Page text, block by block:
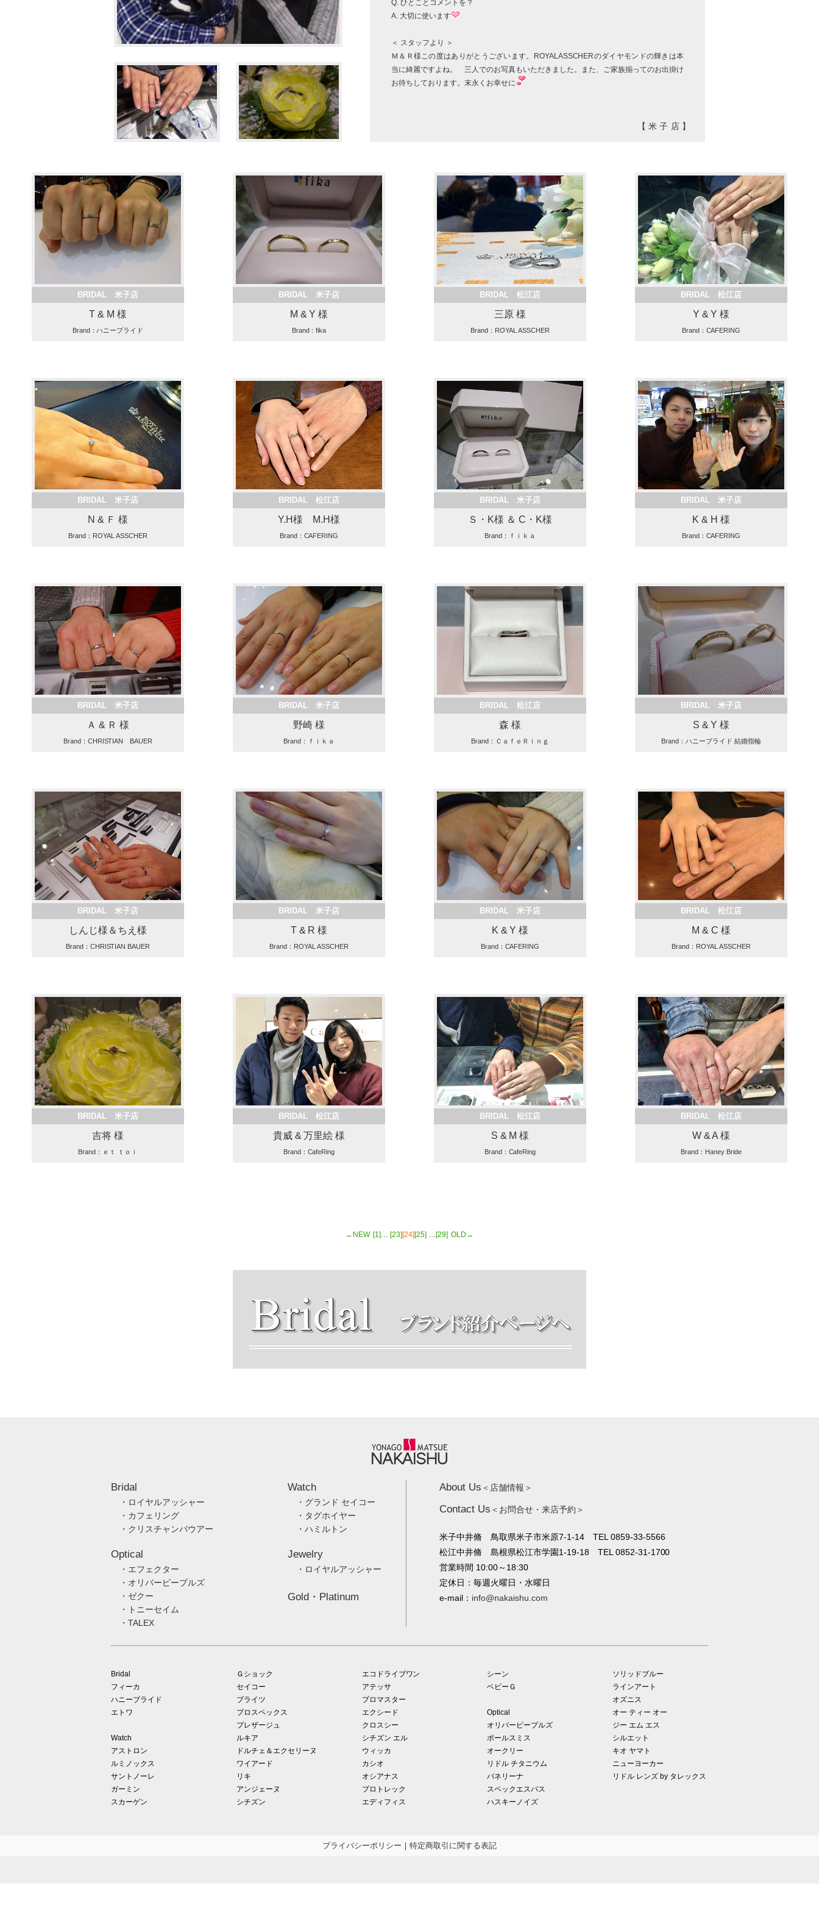
Q. ひとことコメントを？
A. 大切に使います
＜ スタッフより ＞
Ｍ＆Ｒ様この度はありがとうございます。ROYALASSCHERのダイヤモンドの輝きは本
当に綺麗ですよね。 三人でのお写真もいただきました。また、ご家族揃ってのお出掛け
お待ちしております。末永くお幸せに
【米子店】
BRIDAL 米子店
T & M 様
Brand：ハニーブライド
BRIDAL 米子店
M & Y 様
Brand：fika
BRIDAL 松江店
三原 様
Brand：ROYAL ASSCHER
BRIDAL 松江店
Y & Y 様
Brand：CAFERING
BRIDAL 米子店
N & Ｆ 様
Brand：ROYAL ASSCHER
BRIDAL 松江店
Y.H様 M.H様
Brand：CAFERING
BRIDAL 米子店
Ｓ・K様 ＆ C・K様
Brand：ｆｉｋａ
BRIDAL 米子店
K & H 様
Brand：CAFERING
BRIDAL 米子店
Ａ & Ｒ 様
Brand：CHRISTIAN BAUER
BRIDAL 米子店
野崎 様
Brand：ｆｉｋａ
BRIDAL 松江店
森 様
Brand：ＣａｆｅＲｉｎｇ
BRIDAL 米子店
S & Y 様
Brand：ハニーブライド 結婚指輪
BRIDAL 米子店
しんじ様＆ちえ様
Brand：CHRISTIAN BAUER
BRIDAL 米子店
T & R 様
Brand：ROYAL ASSCHER
BRIDAL 米子店
K & Y 様
Brand：CAFERING
BRIDAL 松江店
M & C 様
Brand：ROYAL ASSCHER
BRIDAL 米子店
吉将 様
Brand：ｅｔ ｔｏｉ
BRIDAL 松江店
貴威 & 万里絵 様
Brand：CafeRing
BRIDAL 松江店
S & M 様
Brand：CafeRing
BRIDAL 松江店
W & A 様
Brand：Haney Bride
←NEW [1]… [23][24][25] …[29] OLD→
Bridal
・ロイヤルアッシャー
・カフェリング
・クリスチャンバウアー
Watch
・グランド セイコー
・タグホイヤー
・ハミルトン
Optical
・エフェクター
・オリバーピープルズ
・ゼクー
・トニーセイム
・TALEX
Jewelry
・ロイヤルアッシャー
Gold・Platinum
About Us ＜店舗情報＞
Contact Us ＜お問合せ・来店予約＞
米子中井脩 鳥取県米子市米原7-1-14 TEL 0859-33-5566
松江中井脩 島根県松江市学園1-19-18 TEL 0852-31-1700
営業時間 10:00～18:30
定休日：毎週火曜日・水曜日
e-mail： info@nakaishu.com
Bridal
フィーカ
ハニーブライド
エトワ
Watch
アストロン
ルミノックス
サントノーレ
ガーミン
スカーゲン
Ｇショック
セイコー
ブライツ
プロスペックス
プレザージュ
ルキア
ドルチェ＆エクセリーヌ
ワイアード
リキ
アンジェーヌ
シチズン
エコドライブワン
アテッサ
プロマスター
エクシード
クロスシー
シチズン エル
ウィッカ
カシオ
オシアナス
プロトレック
エディフィス
シーン
ベビーＧ
Optical
オリバーピープルズ
ポールスミス
オークリー
リドル チタニウム
バネリーナ
スペックエスパス
ハスキーノイズ
ソリッドブルー
ラインアート
オズニス
オー ティー オー
ジー エム エス
シルエット
キオ ヤマト
ニューヨーカー
リドル レンズ by タレックス
プライバシーポリシー ｜ 特定商取引に関する表記